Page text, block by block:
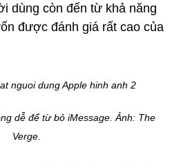
dùng còn đến từ khả năng
được đánh giá rất cao của
dễ để từ bỏ iMessage. Ảnh: The
Verge.